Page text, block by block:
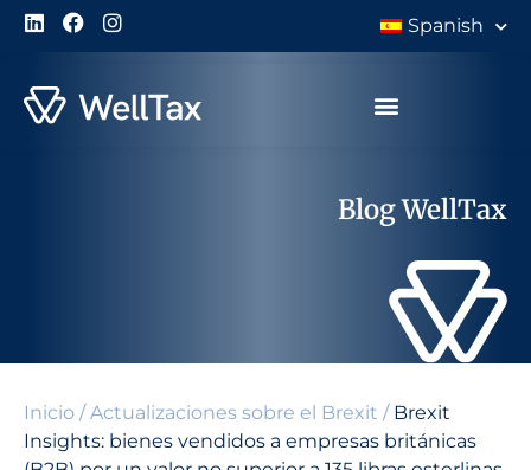
Spanish
Blog WellTax
Inicio /Actualizaciones sobre el Brexit / Brexit
Insights: bienes vendidos a empresas británicas